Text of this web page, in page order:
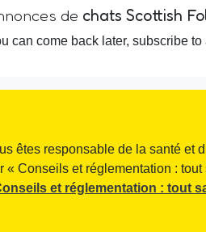
de chats Scottish
can come back later, subscribe
êtes responsable de la santé et
Conseils et réglementation :
et réglementation : tout